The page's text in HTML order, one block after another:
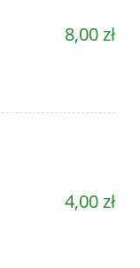
8,00 zł
4,00 zł